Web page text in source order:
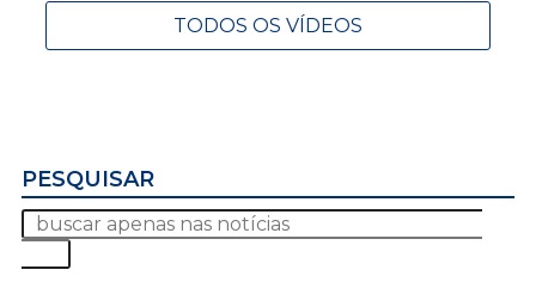
TODOS OS VÍDEOS
PESQUISAR